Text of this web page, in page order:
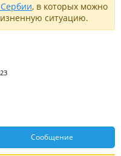
, в которых можно
ситуацию.
Сообщение